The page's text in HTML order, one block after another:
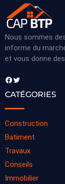
Nous sommes
informe du
et vous donne
Facebook Twitter
CATÉGORIES
Construction
Batiment
Travaux
Conseils
Immobilier